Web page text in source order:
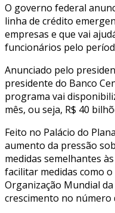
O governo federal
linha de crédito
empresas e que vai
funcionários pelo
Anunciado pelo
presidente do Banco
programa vai
mês, ou seja, R$ 40
Feito no Palácio do
aumento da pressão
medidas semelhantes
facilitar medidas como
Organização Mundial
crescimento no número